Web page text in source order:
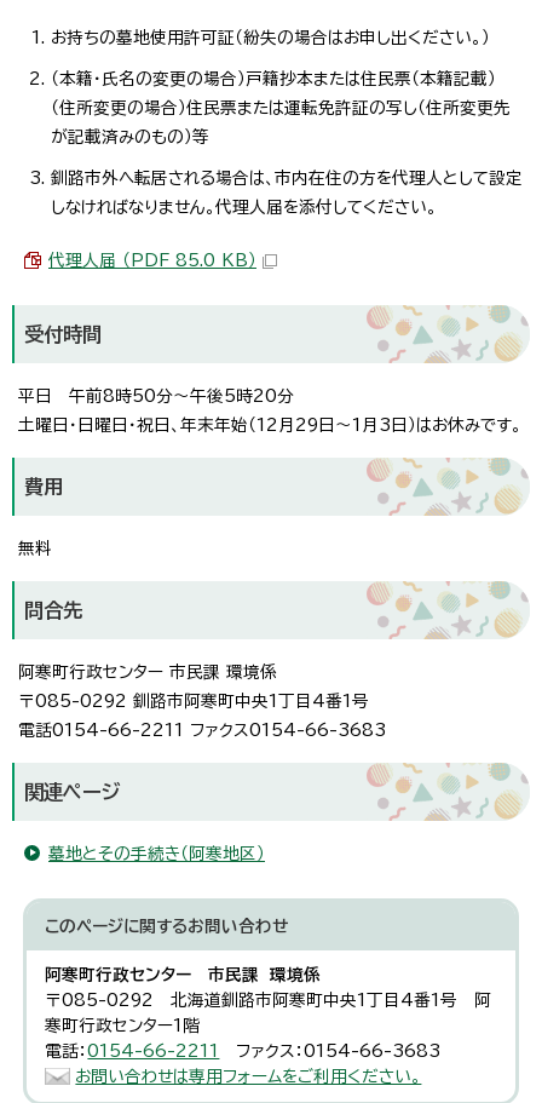
お持ちの墓地使用許可証（紛失の場合はお申し出ください。）
（本籍・氏名の変更の場合）戸籍抄本または住民票（本籍記載）
（住所変更の場合）住民票または運転免許証の写し（住所変更先
が記載済みのもの）等
釧路市外へ転居される場合は、市内在住の方を代理人として設定
しなければなりません。代理人届を添付してください。
代理人届 （PDF 85.0 KB）
受付時間
平日 午前8時50分～午後5時20分
土曜日・日曜日・祝日、年末年始（12月29日～1月3日）はお休みです。
費用
無料
問合先
阿寒町行政センター 市民課 環境係
〒085-0292 釧路市阿寒町中央1丁目4番1号
電話0154-66-2211 ファクス0154-66-3683
関連ページ
墓地とその手続き（阿寒地区）
このページに関するお問い合わせ
阿寒町行政センター 市民課 環境係
〒085-0292 北海道釧路市阿寒町中央1丁目4番1号 阿
寒町行政センター1階
電話：0154-66-2211
ファクス：0154-66-3683
お問い合わせは専用フォームをご利用ください。